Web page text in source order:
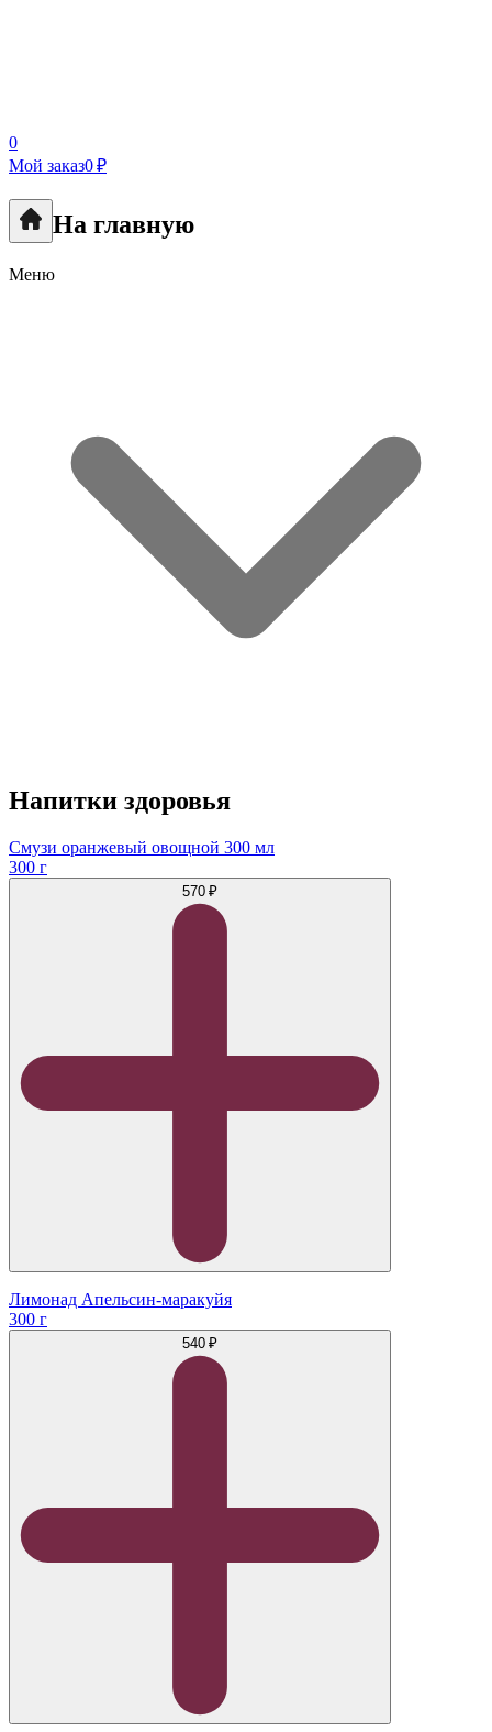
0
Мой заказ0 ₽
На главную
Меню
Напитки здоровья
Смузи оранжевый овощной 300 мл
300 г
570 ₽
Лимонад Апельсин-маракуйя
300 г
540 ₽